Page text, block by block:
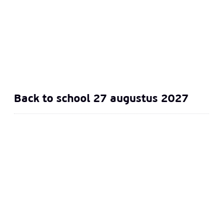
Back to school 27 augustus 2027